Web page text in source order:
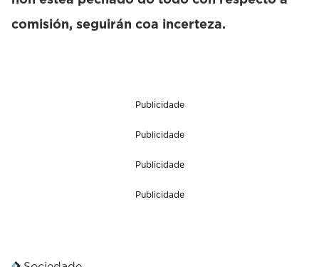
comisión, seguirán coa incerteza.
Publicidade
Publicidade
Publicidade
Publicidade